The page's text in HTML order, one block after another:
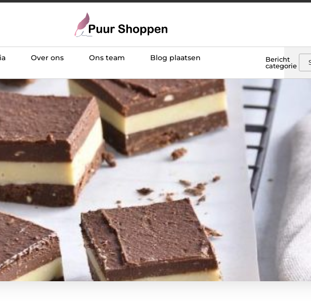
Over ons Ons team
Blog plaatsen
Bericht
categorie